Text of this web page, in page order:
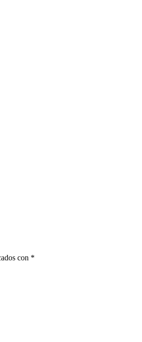
con *